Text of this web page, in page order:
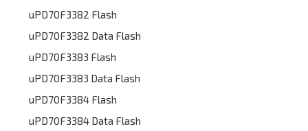
uPD70F3382 Flash
uPD70F3382 Data Flash
uPD70F3383 Flash
uPD70F3383 Data Flash
uPD70F3384 Flash
uPD70F3384 Data Flash